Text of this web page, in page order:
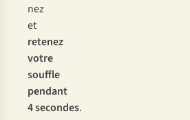
nez
et
retenez
votre
souffle
pendant
4 secondes.